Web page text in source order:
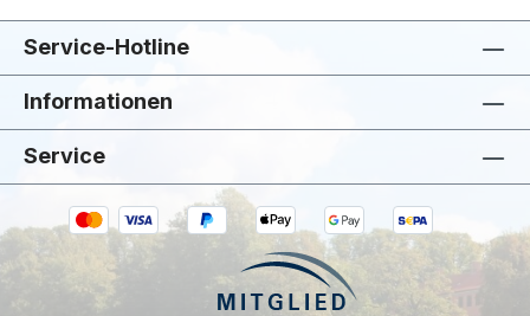
Service-Hotline
Informationen
Service